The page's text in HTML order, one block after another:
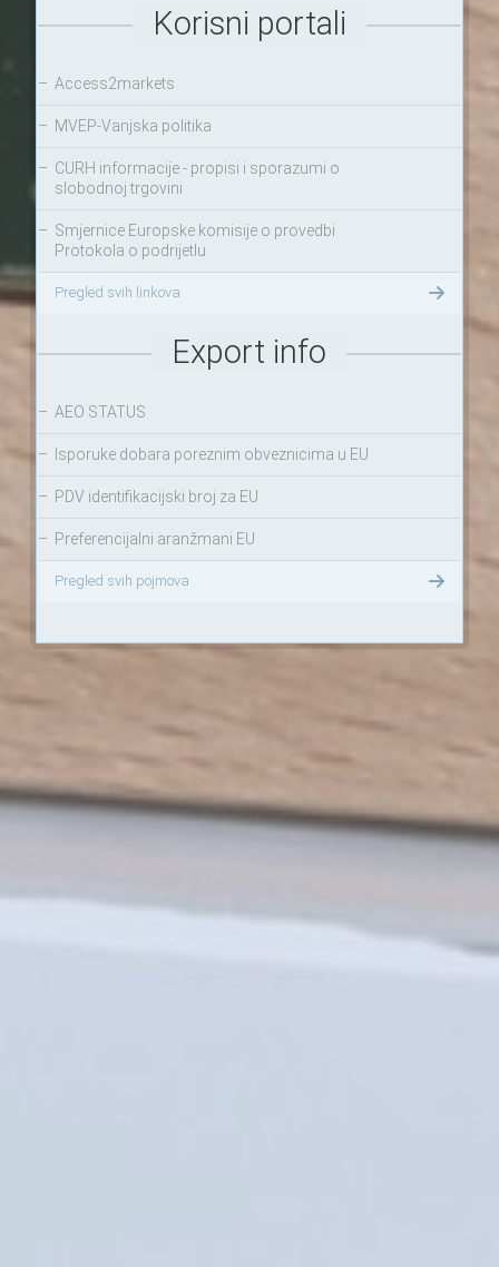
Korisni portali
– Access2markets
– MVEP-Vanjska politika
– CURH informacije - propisi i sporazumi o
slobodnoj trgovini
– Smjernice Europske komisije o provedbi
Protokola o podrijetlu
Pregled svih linkova
Export info
– AEO STATUS
– Isporuke dobara poreznim obveznicima u EU
– PDV identifikacijski broj za EU
– Preferencijalni aranžmani EU
Pregled svih pojmova